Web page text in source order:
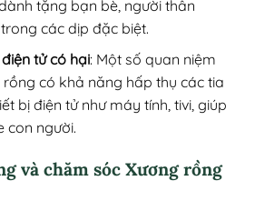
tặng bạn bè, người thân
các dịp đặc biệt.
tử có hại: Một số quan niệm
có khả năng hấp thụ các tia
bị điện tử như máy tính, tivi, giúp
con người.
và chăm sóc Xương rồng